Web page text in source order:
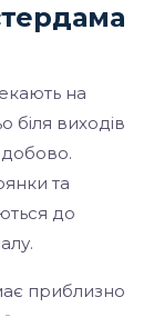
на
біля виходів
та
до
приблизно